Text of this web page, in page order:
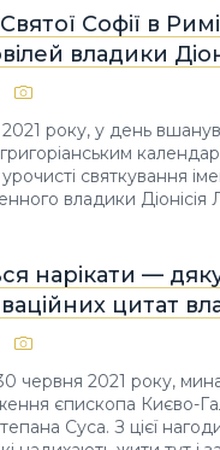
Софії в
владики
року, у день
святкування
владики Діонісія
нарікати —
цитат
червня 2021 року,
єпископа Києво-
Суса. З цієї